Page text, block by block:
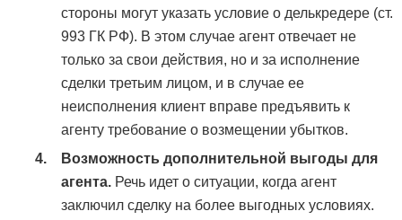
стороны могут указать условие о делькредере (ст.
993 ГК РФ). В этом случае агент отвечает не
только за свои действия, но и за исполнение
сделки третьим лицом, и в случае ее
неисполнения клиент вправе предъявить к
агенту требование о возмещении убытков.
Возможность дополнительной выгоды для
агента. Речь идет о ситуации, когда агент
заключил сделку на более выгодных условиях.